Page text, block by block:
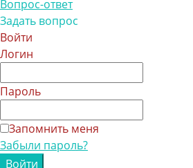
Вопрос-ответ
Задать вопрос
Войти
Логин
Пароль
Запомнить меня
Забыли пароль?